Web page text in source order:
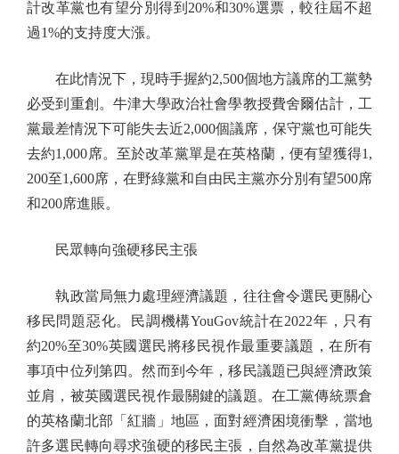
計改革黨也有望分別得到20%和30%選票，較往屆不超
過1%的支持度大漲。
在此情況下，現時手握約2,500個地方議席的工黨勢
必受到重創。牛津大學政治社會學教授費舍爾估計，工
黨最差情況下可能失去近2,000個議席，保守黨也可能失
去約1,000席。至於改革黨單是在英格蘭，便有望獲得1,
200至1,600席，在野綠黨和自由民主黨亦分別有望500席
和200席進賬。
民眾轉向強硬移民主張
執政當局無力處理經濟議題，往往會令選民更關心
移民問題惡化。民調機構YouGov統計在2022年，只有
約20%至30%英國選民將移民視作最重要議題，在所有
事項中位列第四。然而到今年，移民議題已與經濟政策
並肩，被英國選民視作最關鍵的議題。在工黨傳統票倉
的英格蘭北部「紅牆」地區，面對經濟困境衝擊，當地
許多選民轉向尋求強硬的移民主張，自然為改革黨提供